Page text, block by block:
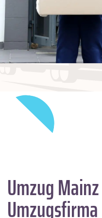
Umzug Mainz
Umzugsfirma